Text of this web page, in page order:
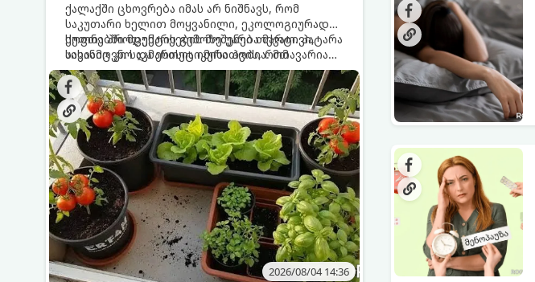
ქალაქში ცხოვრება იმას არ ნიშნავს, რომ
საკუთარი ხელით მოყვანილი, ეკოლოგიურად
სუფთა პროდუქტის გემოზე უარი თქვათ. პატარა
აივანიც კი საკმარისია იმისათვის, რომ
მოიწყოთ მინი-ბოსტანი, საიდანაც
ყოველდღიურად ახალ, არომატულ მწვანილსა
და ბოსტნეულს მოკრეფთ.
ქოთნებში მცენარეების მოშენება მარტივი,
სასიამოვნო და ესთეტიკური ჰობია. მთავარია
იცოდეთ, რომელი კულტურები ეგუებიან
ქოთნის პირობებს ყველაზე კარგად და როგორ
მოუაროთ მათ სწორად.
2026/08/04 14:36